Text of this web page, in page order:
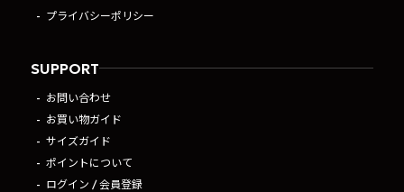
プライバシーポリシー
SUPPORT
お問い合わせ
お買い物ガイド
サイズガイド
ポイントについて
ログイン / 会員登録